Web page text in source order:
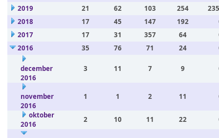
2019
21 62 103 254
2018
17 45 147 192
2017
17 31 357 64
2016
35 76 71 24
december
2016
3 11 7 9
november
2016
1 1 2 11
oktober
2016
2 10 11 22